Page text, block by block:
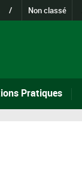
/ Non classé
Pratiques